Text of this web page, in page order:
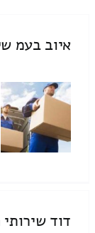
איוב בעמ
דוד